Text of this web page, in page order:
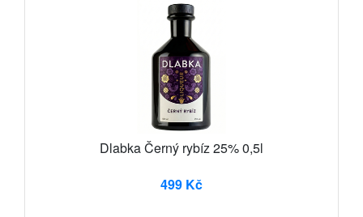
Dlabka Černý rybíz 25% 0,5l
499 Kč